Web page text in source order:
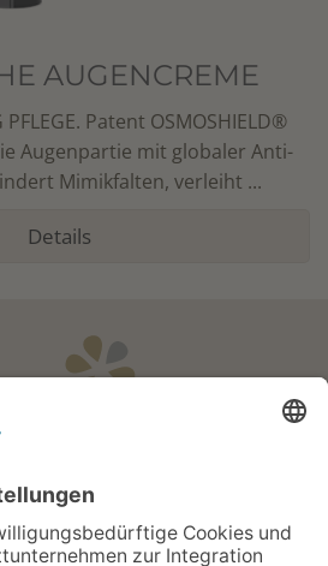
AUGENCREME
PFLEGE. Patent OSMOSHIELD®
Augenpartie mit globaler Anti-
Mimikfalten, verleiht ...
Details